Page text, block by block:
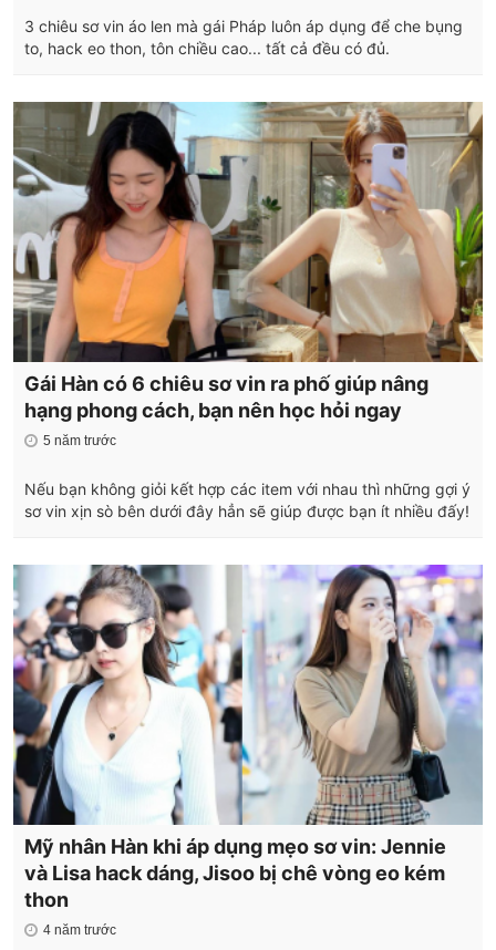
3 chiêu sơ vin áo len mà gái Pháp luôn áp dụng để che bụng
to, hack eo thon, tôn chiều cao... tất cả đều có đủ.
Gái Hàn có 6 chiêu sơ vin ra phố giúp nâng
hạng phong cách, bạn nên học hỏi ngay
5 năm trước
Nếu bạn không giỏi kết hợp các item với nhau thì những gợi ý
sơ vin xịn sò bên dưới đây hẳn sẽ giúp được bạn ít nhiều đấy!
Mỹ nhân Hàn khi áp dụng mẹo sơ vin: Jennie
và Lisa hack dáng, Jisoo bị chê vòng eo kém
thon
4 năm trước